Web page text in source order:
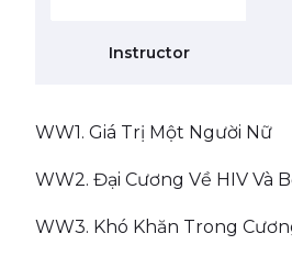
Instructor
WW1. Giá Trị Một Người Nữ
WW2. Đại Cương Về HIV Và
WW3. Khó Khăn Trong